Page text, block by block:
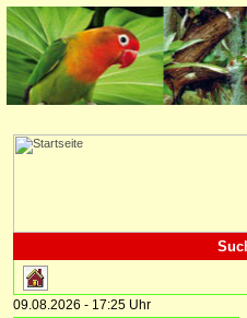
09.08.2026 - 17:25 Uhr